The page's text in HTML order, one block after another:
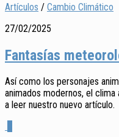
Artículos / Cambio Climático
27/02/2025
Fantasías
Así como los personajes
animados modernos, el
a leer nuestro nuevo artículo.